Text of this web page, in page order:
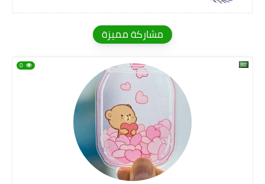
مشاركة مميزة
0